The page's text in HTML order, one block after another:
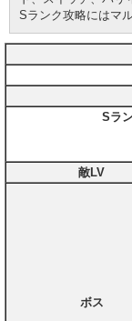
Sランク攻略にはマ
Sラ
敵LV
ボス